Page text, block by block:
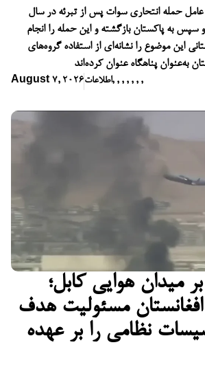
حمله انتحاری سوات پس از تبرئه در سال
و سپس به پاکستان بازگشته و این حمله را انجام
این موضوع را نشانه‌ای از استفاده گروه‌های
به‌عنوان پناهگاه عنوان کرده‌اند
August 7, 2026اطلاعات, , , , , , ,
میدان هوایی کابل؛
مسئولیت هدف
نظامی را بر عهده